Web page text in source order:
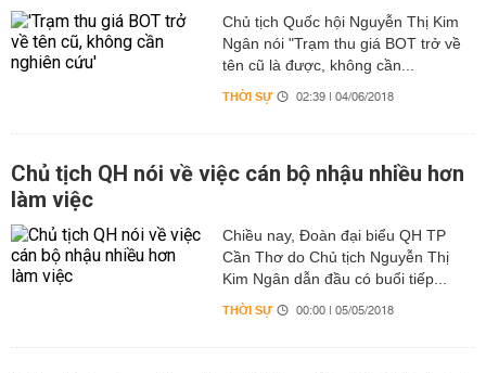
Chủ tịch Quốc hội Nguyễn Thị Kim
Ngân nói "Trạm thu giá BOT trở về
tên cũ là được, không cần...
THỜI SỰ 02:39 | 04/06/2018
Chủ tịch QH nói về việc cán bộ nhậu nhiều hơn
làm việc
Chiều nay, Đoàn đại biểu QH TP
Cần Thơ do Chủ tịch Nguyễn Thị
Kim Ngân dẫn đầu có buổi tiếp...
THỜI SỰ 00:00 | 05/05/2018